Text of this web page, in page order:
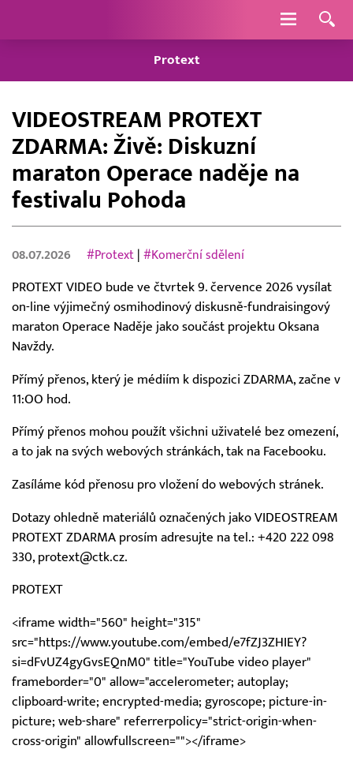
Navigace
Protext
VIDEOSTREAM PROTEXT
ZDARMA: Živě: Diskuzní
maraton Operace naděje na
festivalu Pohoda
08.07.2026 #Protext |#Komerční sdělení
PROTEXT VIDEO bude ve čtvrtek 9. července 2026 vysílat
on-line výjimečný osmihodinový diskusně-fundraisingový
maraton Operace Naděje jako součást projektu Oksana
Navždy.
Přímý přenos, který je médiím k dispozici ZDARMA, začne v
11:OO hod.
Přímý přenos mohou použít všichni uživatelé bez omezení,
a to jak na svých webových stránkách, tak na Facebooku.
Zasíláme kód přenosu pro vložení do webových stránek.
Dotazy ohledně materiálů označených jako VIDEOSTREAM
PROTEXT ZDARMA prosím adresujte na tel.: +420 222 098
330, protext@ctk.cz.
PROTEXT
<iframe width="560" height="315"
src="https://www.youtube.com/embed/e7fZJ3ZHIEY?
si=dFvUZ4gyGvsEQnM0" title="YouTube video player"
frameborder="0" allow="accelerometer; autoplay;
clipboard-write; encrypted-media; gyroscope; picture-in-
picture; web-share" referrerpolicy="strict-origin-when-
cross-origin" allowfullscreen=""></iframe>